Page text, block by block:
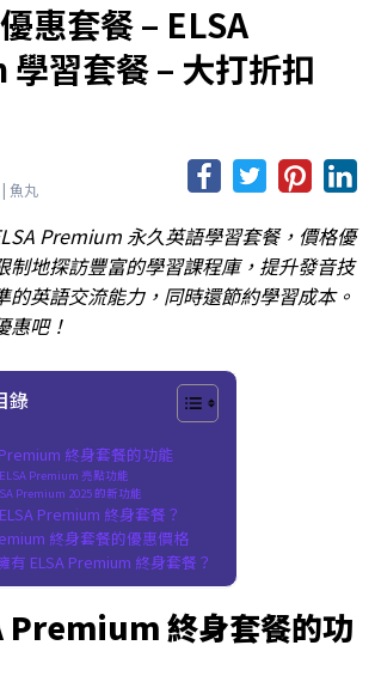
惠套餐 – ELSA
習套餐 – 大打折扣
魚丸
Premium 永久英語學習套餐，價格優
制地探訪豐富的學習課程庫，提升發音技
的英語交流能力，同時還節約學習成本。
惠吧！
錄
終身套餐的功能
ELSA Premium 亮點功能
Premium 2025 的新功能
Premium 終身套餐？
終身套餐的優惠價格
有 ELSA Premium 終身套餐？
Premium 終身套餐的功